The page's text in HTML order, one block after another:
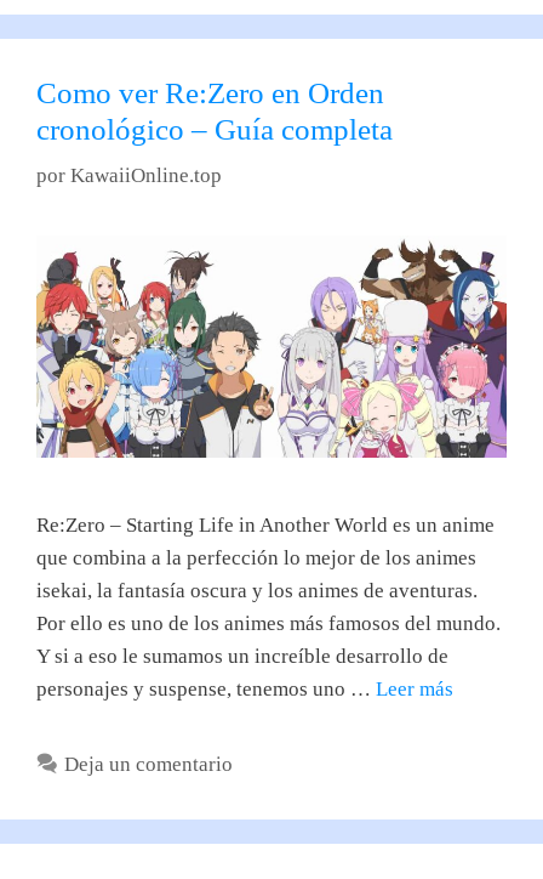
Como ver Re:Zero en Orden
cronológico – Guía completa
por KawaiiOnline.top
Re:Zero – Starting Life in Another World es un anime
que combina a la perfección lo mejor de los animes
isekai, la fantasía oscura y los animes de aventuras.
Por ello es uno de los animes más famosos del mundo.
Y si a eso le sumamos un increíble desarrollo de
personajes y suspense, tenemos uno … Leer más
Deja un comentario